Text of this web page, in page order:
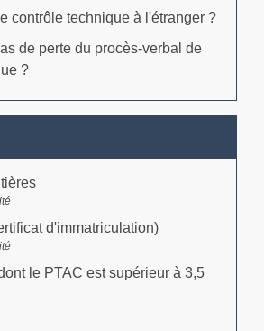
contrôle technique à l'étranger ?
de perte du procès-verbal de
?
d'immatriculation)
le PTAC est supérieur à 3,5